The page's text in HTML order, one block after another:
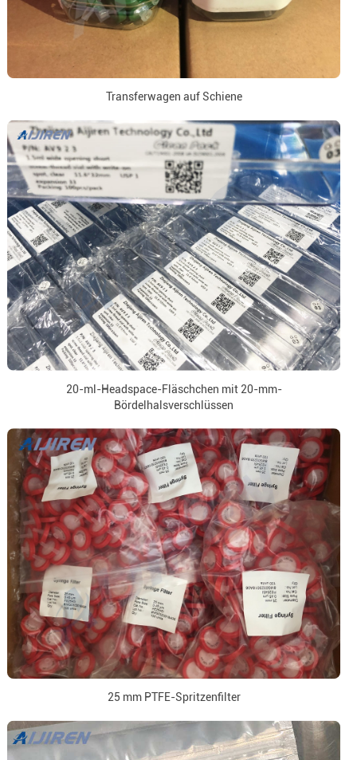
Transferwagen auf Schiene
20-ml-Headspace-Fläschchen mit 20-mm-
Bördelhalsverschlüssen
25 mm PTFE-Spritzenfilter